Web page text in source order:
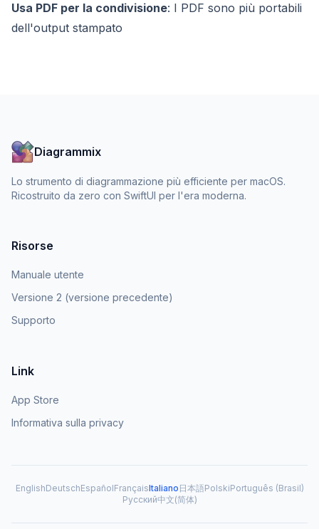
Usa PDF per la condivisione: I PDF sono più portabili
dell'output stampato
Diagrammix
Lo strumento di diagrammazione più efficiente per macOS.
Ricostruito da zero con SwiftUI per l'era moderna.
Risorse
Manuale utente
Versione 2 (versione precedente)
Supporto
Link
App Store
Informativa sulla privacy
EnglishDeutschEspañolFrançaisItaliano 日本語PolskiPortuguês (Brasil)
Русский中文(简体)